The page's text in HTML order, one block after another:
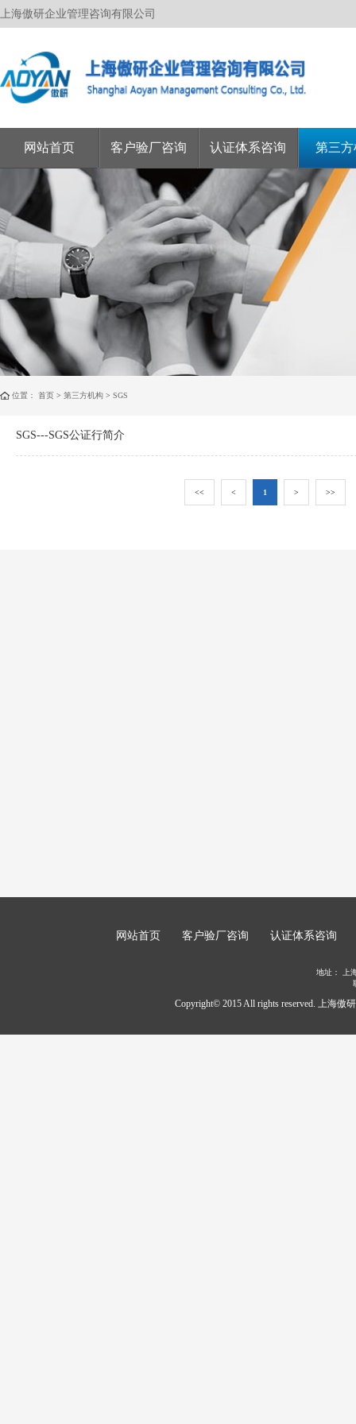
上海傲研企业管理咨询有限公司
网站首页 客户验厂咨询 认证体系咨询 第三
位置： 首页 > 第三方机构 > SGS
SGS---SGS公证行简介
<< < 1 > >>
网站首页 客户验厂咨询 认证体系咨询
地址：上
Copyright© 2015 All rights reserved. 上海